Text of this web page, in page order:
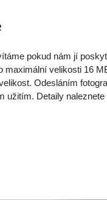
pokud nám jí
maximální velikosti 16
Odesláním
užitím. Detaily naleznete